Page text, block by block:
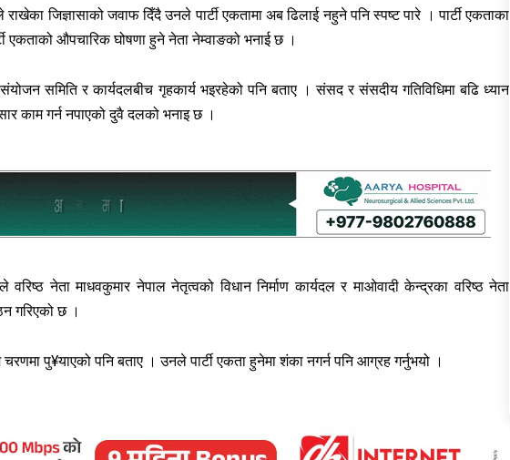
जिज्ञासाको जवाफ दिँदै उनले पार्टी एकतामा अब ढिलाई नहुने पनि स्पष्ट पारे । पार्टी एकताका
एकताको औपचारिक घोषणा हुने नेता नेम्वाङको भनाई छ ।
समिति र कार्यदलबीच गृहकार्य भइरहेको पनि बताए । संसद र संसदीय गतिविधिमा बढि ध्यान
काम गर्न नपाएको दुवै दलको भनाइ छ ।
वरिष्ठ नेता माधवकुमार नेपाल नेतृत्वको विधान निर्माण कार्यदल र माओवादी केन्द्रका वरिष्ठ नेता
गरिएको छ ।
पु¥याएको पनि बताए । उनले पार्टी एकता हुनेमा शंका नगर्न पनि आग्रह गर्नुभयो ।